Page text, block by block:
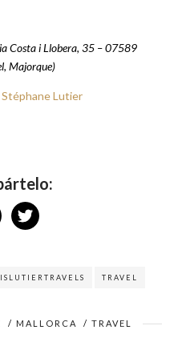
Costa i Llobera, 35 – 07589
Majorque)
Stéphane Lutier
TRAVEL
/ MALLORCA / TRAVEL